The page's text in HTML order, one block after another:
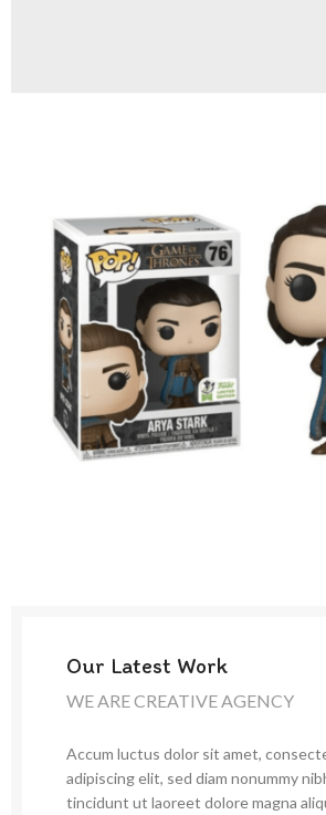
Our Latest Work
WE ARE CREATIVE AGENCY
Accum luctus dolor sit amet,
adipiscing elit, sed diam nonummy
tincidunt ut laoreet dolore magna